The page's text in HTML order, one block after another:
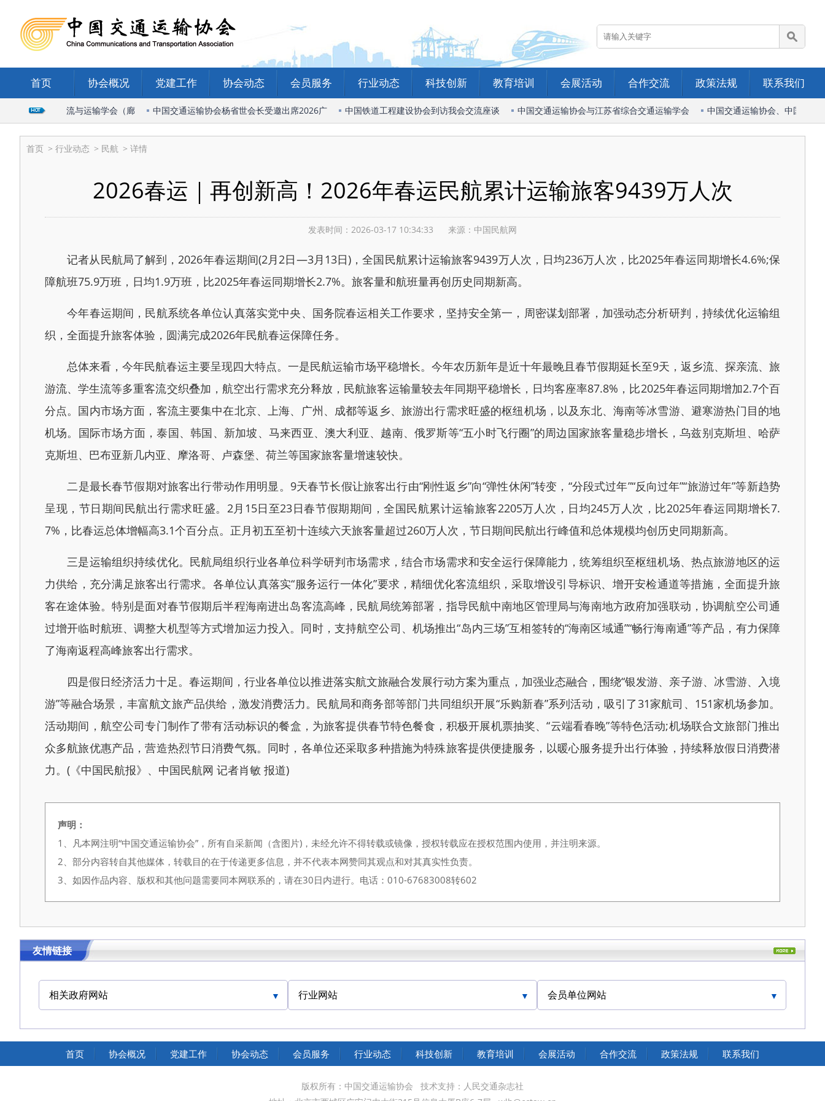
首页 协会概况 党建工作 协会动态 会员服务 行业动态 科技创新 教育培训 会展活动 合作交流 政策法规 联系我们
席2026国际物流与运输学会（廊 中国交通运输协会杨省世会长受邀出席2026广 中国铁道工程建设协会到访我会交流座谈 中国交通运输协会与江苏省综合交通运输学会 中国交通运输协会、中国港口协
首页 > 行业动态 > 民航 > 详情
2026春运｜再创新高！2026年春运民航累计运输旅客9439万人次
发表时间：2026-03-17 10:34:33 来源：中国民航网
记者从民航局了解到，2026年春运期间(2月2日—3月13日)，全国民航累计运输旅客9439万人次，日均236万人次，比2025年春运同期增长4.6%;保
障航班75.9万班，日均1.9万班，比2025年春运同期增长2.7%。旅客量和航班量再创历史同期新高。
今年春运期间，民航系统各单位认真落实党中央、国务院春运相关工作要求，坚持安全第一，周密谋划部署，加强动态分析研判，持续优化运输组
织，全面提升旅客体验，圆满完成2026年民航春运保障任务。
总体来看，今年民航春运主要呈现四大特点。一是民航运输市场平稳增长。今年农历新年是近十年最晚且春节假期延长至9天，返乡流、探亲流、旅
游流、学生流等多重客流交织叠加，航空出行需求充分释放，民航旅客运输量较去年同期平稳增长，日均客座率87.8%，比2025年春运同期增加2.7个百
分点。国内市场方面，客流主要集中在北京、上海、广州、成都等返乡、旅游出行需求旺盛的枢纽机场，以及东北、海南等冰雪游、避寒游热门目的地
机场。国际市场方面，泰国、韩国、新加坡、马来西亚、澳大利亚、越南、俄罗斯等“五小时飞行圈”的周边国家旅客量稳步增长，乌兹别克斯坦、哈萨
克斯坦、巴布亚新几内亚、摩洛哥、卢森堡、荷兰等国家旅客量增速较快。
二是最长春节假期对旅客出行带动作用明显。9天春节长假让旅客出行由“刚性返乡”向“弹性休闲”转变，“分段式过年”“反向过年”“旅游过年”等新趋势
呈现，节日期间民航出行需求旺盛。2月15日至23日春节假期期间，全国民航累计运输旅客2205万人次，日均245万人次，比2025年春运同期增长7.
7%，比春运总体增幅高3.1个百分点。正月初五至初十连续六天旅客量超过260万人次，节日期间民航出行峰值和总体规模均创历史同期新高。
三是运输组织持续优化。民航局组织行业各单位科学研判市场需求，结合市场需求和安全运行保障能力，统筹组织至枢纽机场、热点旅游地区的运
力供给，充分满足旅客出行需求。各单位认真落实“服务运行一体化”要求，精细优化客流组织，采取增设引导标识、增开安检通道等措施，全面提升旅
客在途体验。特别是面对春节假期后半程海南进出岛客流高峰，民航局统筹部署，指导民航中南地区管理局与海南地方政府加强联动，协调航空公司通
过增开临时航班、调整大机型等方式增加运力投入。同时，支持航空公司、机场推出“岛内三场”互相签转的“海南区域通”“畅行海南通”等产品，有力保障
了海南返程高峰旅客出行需求。
四是假日经济活力十足。春运期间，行业各单位以推进落实航文旅融合发展行动方案为重点，加强业态融合，围绕“银发游、亲子游、冰雪游、入境
游”等融合场景，丰富航文旅产品供给，激发消费活力。民航局和商务部等部门共同组织开展“乐购新春”系列活动，吸引了31家航司、151家机场参加。
活动期间，航空公司专门制作了带有活动标识的餐盒，为旅客提供春节特色餐食，积极开展机票抽奖、“云端看春晚”等特色活动;机场联合文旅部门推出
众多航旅优惠产品，营造热烈节日消费气氛。同时，各单位还采取多种措施为特殊旅客提供便捷服务，以暖心服务提升出行体验，持续释放假日消费潜
力。(《中国民航报》、中国民航网 记者肖敏 报道)
声明：
1、凡本网注明“中国交通运输协会”，所有自采新闻（含图片)，未经允许不得转载或镜像，授权转载应在授权范围内使用，并注明来源。
2、部分内容转自其他媒体，转载目的在于传递更多信息，并不代表本网赞同其观点和对其真实性负责。
3、如因作品内容、版权和其他问题需要同本网联系的，请在30日内进行。电话：010-67683008转602
友情链接
相关政府网站
中国交通运输协会官网
行业网站
中国交通运输协会官网
会员单位网站
中国交通运输协会官网
首页 协会概况 党建工作 协会动态 会员服务 行业动态 科技创新 教育培训 会展活动 合作交流 政策法规 联系我们
版权所有：中国交通运输协会
技术支持：人民交通杂志社